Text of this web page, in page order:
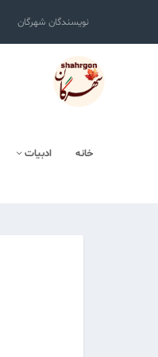
نویسندگان شهرگان
خانه ادبیات